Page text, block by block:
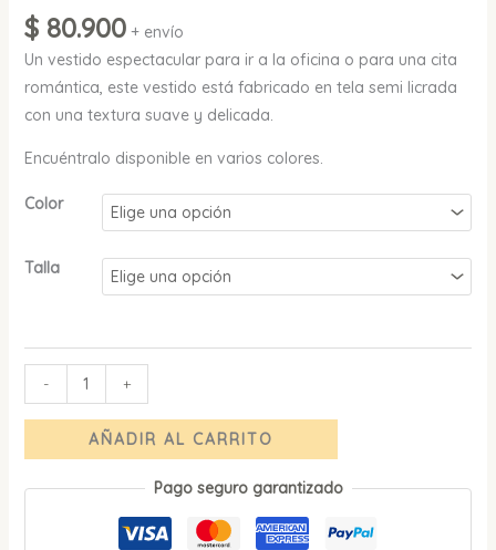
$80.900 + envío
Un vestido espectacular para ir a la oficina o para una cita
romántica, este vestido está fabricado en tela semi licrada
con una textura suave y delicada.
Encuéntralo disponible en varios colores.
Color
Talla
- +
AÑADIR AL CARRITO
Pago seguro garantizado